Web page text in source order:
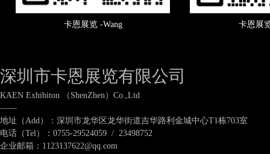
卡恩展览 -Wang 卡恩展
深圳市卡恩展览有限公司
KAEN Exhibiton （ShenZhen）Co.,Ltd
——
地址（Add）：深圳市龙华区龙华街道吉华路利金城中心T1栋703室
电话（Tel）：0755-29524059 / 23498752
企业邮箱：1123137622@qq.com